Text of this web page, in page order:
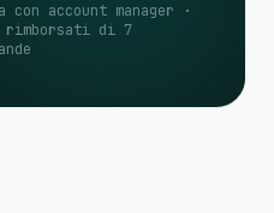
account manager ·
rimborsati di 7